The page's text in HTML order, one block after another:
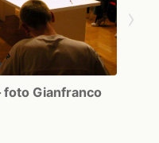
foto Gianfranco
›